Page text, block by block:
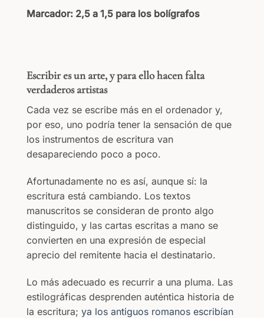
Marcador: 2,5 a 1,5 para los bolígrafos
Escribir es un arte, y para ello hacen falta
verdaderos artistas
Cada vez se escribe más en el ordenador y,
por eso, uno podría tener la sensación de que
los instrumentos de escritura van
desapareciendo poco a poco.
Afortunadamente no es así, aunque sí: la
escritura está cambiando. Los textos
manuscritos se consideran de pronto algo
distinguido, y las cartas escritas a mano se
convierten en una expresión de especial
aprecio del remitente hacia el destinatario.
Lo más adecuado es recurrir a una pluma. Las
estilográficas desprenden auténtica historia de
la escritura; ya los antiguos romanos escribían